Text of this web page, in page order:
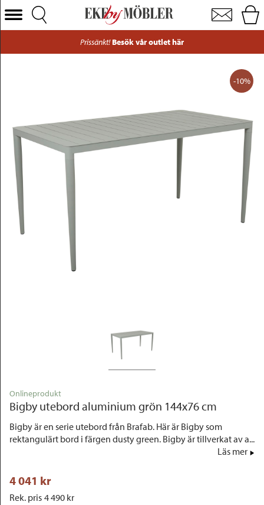
Bigby utebord aluminium grön 144x76 cm
Välj Kategori
Sängar
Förvaring
Inredning
Mattor
Belysning
Prissänkt! Besök vår outlet här
-10%
Onlineprodukt
Bigby utebord aluminium grön 144x76 cm
Bigby är en serie utebord från Brafab. Här är Bigby som
rektangulärt bord i färgen dusty green. Bigby är tillverkat av a...
Läs mer
4 041 kr
Rek. pris 4 490 kr